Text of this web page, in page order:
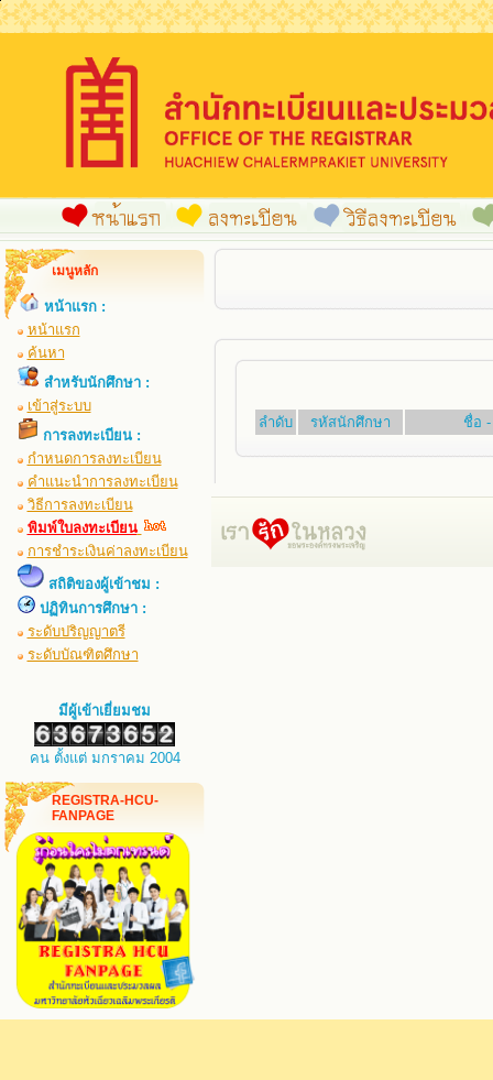
เมนูหลัก
หน้าแรก :
หน้าแรก
ค้นหา
สำหรับนักศึกษา :
เข้าสู่ระบบ
การลงทะเบียน :
กำหนดการลงทะเบียน
คำแนะนำการลงทะเบียน
วิธีการลงทะเบียน
พิมพ์ใบลงทะเบียน
การชำระเงินค่าลงทะเบียน
สถิติของผู้เข้าชม :
ปฏิทินการศึกษา :
ระดับปริญญาตรี
ระดับบัณฑิตศึกษา
มีผู้เข้าเยี่ยมชม
คน ตั้งแต่ มกราคม 2004
REGISTRA-HCU-
FANPAGE
ลำดับ รหัสนักศึกษา ชื่อ